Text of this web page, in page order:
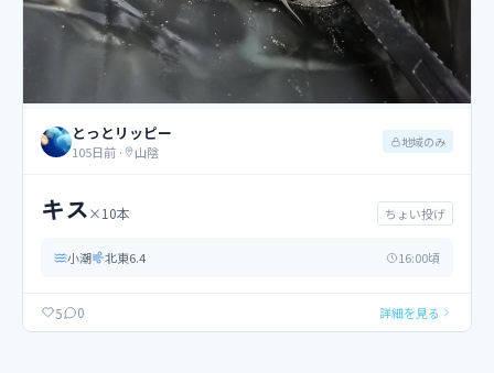
とっとリッピー
105日前 · 山陰
地域のみ
キス×10本 ちょい投げ
小潮 北東6.4 16:00頃
5 0 詳細を見る